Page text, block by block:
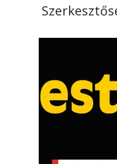
nyári
a megoldást
már egyre
olyan kültéri
vendégl